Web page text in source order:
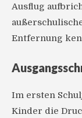
Ausflug
Entfernung
Im ersten
Kinder die